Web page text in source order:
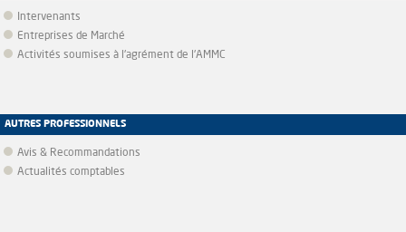
Intervenants
Entreprises de Marché
Activités soumises à l'agrément de l'AMMC
AUTRES PROFESSIONNELS
Avis & Recommandations
Actualités comptables